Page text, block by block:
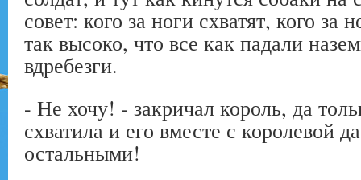
совет: кого за ноги схватят, кого за
так высоко, что все как падали
вдребезги.
- Не хочу! - закричал король, да
схватила и его вместе с королевой
остальными!